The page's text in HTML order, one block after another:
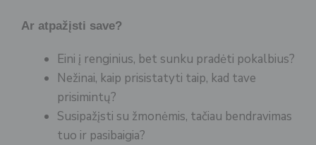
Ar atpažįsti save?
Eini į renginius, bet sunku pradėti pokalbius?
Nežinai, kaip prisistatyti taip, kad tave
prisimintų?
Susipažįsti su žmonėmis, tačiau bendravimas
tuo ir pasibaigia?